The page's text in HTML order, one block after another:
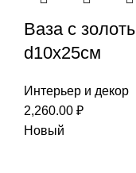
Ваза с
d10x25см
Интерьер и декор
2,260.00 ₽
Новый